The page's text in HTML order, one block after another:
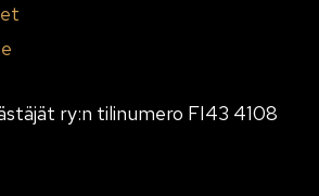
ry:n tilinumero FI43 4108